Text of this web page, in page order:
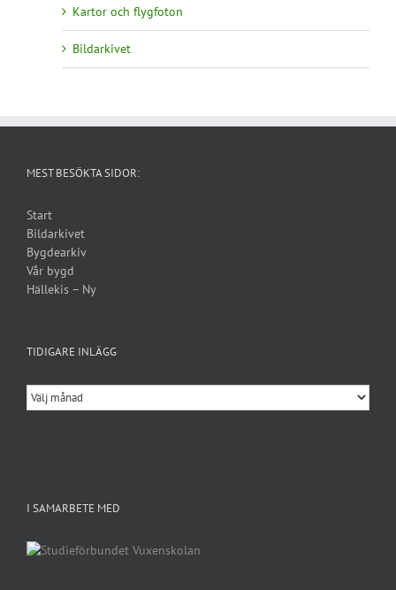
Kartor och flygfoton
Bildarkivet
MEST BESÖKTA SIDOR:
Start
Bildarkivet
Bygdearkiv
Vår bygd
Hällekis – Ny
TIDIGARE INLÄGG
Tidigare
inlägg
I SAMARBETE MED